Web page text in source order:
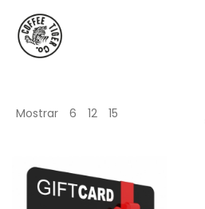
Mostrar 6 12 15